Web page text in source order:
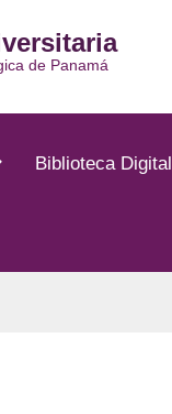
de Panamá
Biblioteca Digital